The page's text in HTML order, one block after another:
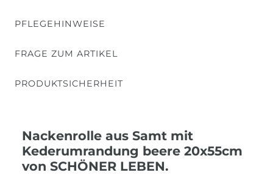
PFLEGEHINWEISE
FRAGE ZUM ARTIKEL
PRODUKTSICHERHEIT
Nackenrolle aus Samt mit
Kederumrandung beere 20x55cm
von SCHÖNER LEBEN.